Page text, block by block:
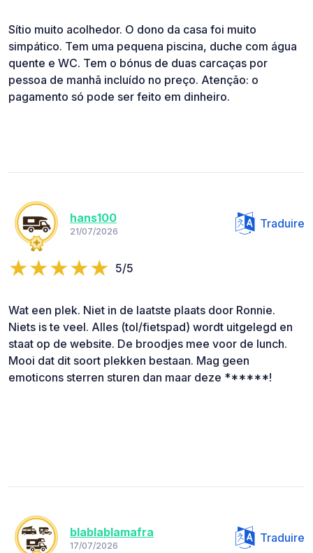
Sítio muito acolhedor. O dono da casa foi muito
simpático. Tem uma pequena piscina, duche com água
quente e WC. Tem o bónus de duas carcaças por
pessoa de manhã incluído no preço. Atenção: o
pagamento só pode ser feito em dinheiro.
hans100
21/07/2026
Traduire
5/5
Wat een plek. Niet in de laatste plaats door Ronnie.
Niets is te veel. Alles (tol/fietspad) wordt uitgelegd en
staat op de website. De broodjes mee voor de lunch.
Mooi dat dit soort plekken bestaan. Mag geen
emoticons sterren sturen dan maar deze ******!
blablablamafra
17/07/2026
Traduire